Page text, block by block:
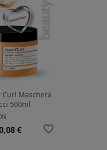
Curl Maschera
500ml
€ favorite_border